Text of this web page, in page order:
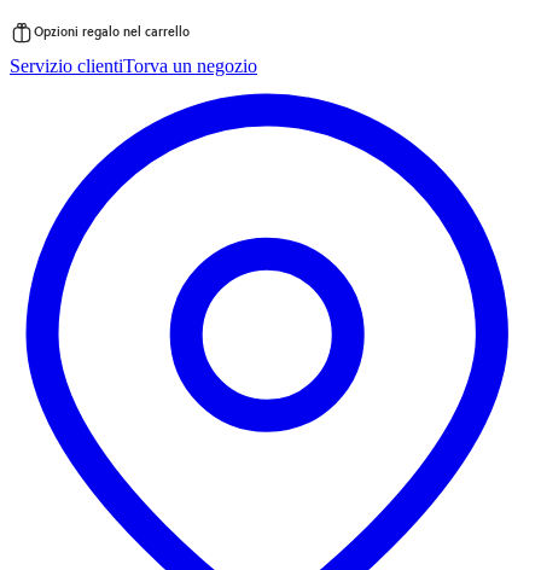
al
Opzioni regalo nel carrello
Servizio clientiTorva un negozio